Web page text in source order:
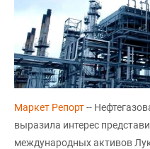
Маркет Репорт--
выразила интерес
международных активов